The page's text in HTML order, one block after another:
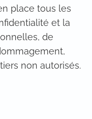
place tous les
et la
de
non autorisés.